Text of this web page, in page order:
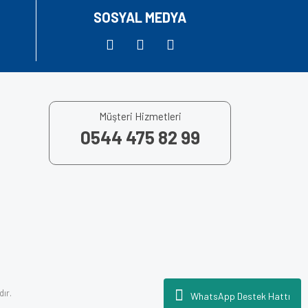
WhatsApp Destek Hattı
SOSYAL MEDYA
Müşteri Hizmetleri
0544 475 82 99